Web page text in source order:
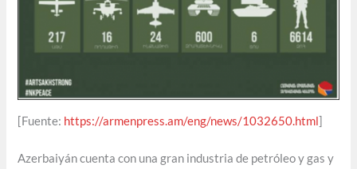
[Fuente: https://armenpress.am/eng/news/1032650.html]
Azerbaiyán cuenta con una gran industria de petróleo y gas y